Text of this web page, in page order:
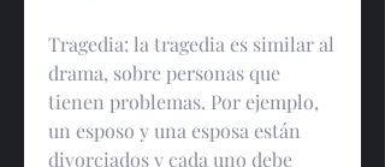
Tragedia: la tragedia es similar al
drama, sobre personas que
tienen problemas. Por ejemplo,
un esposo y una esposa están
divorciados y cada uno debe